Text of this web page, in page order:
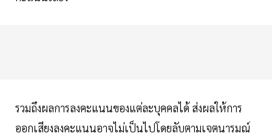
รวมถึงผลการลงคะแนนของแต่ละบุคคลได้ ส่งผลให้การ
ออกเสียงลงคะแนนอาจไม่เป็นไปโดยลับตามเจตนารมณ์